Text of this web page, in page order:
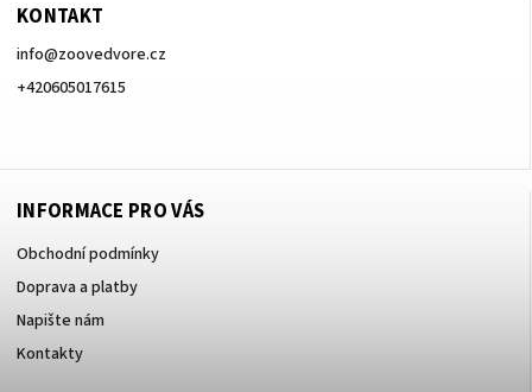
KONTAKT
info@zoovedvore.cz
+420605017615
INFORMACE PRO VÁS
Obchodní podmínky
Doprava a platby
Napište nám
Kontakty